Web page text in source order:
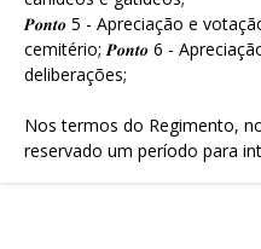
𝑷𝒐𝒏𝒕𝒐 5 - Apreciação e
cemitério; 𝑷𝒐𝒏𝒕𝒐 6 -
deliberações;
Nos termos do Regimento,
reservado um período para